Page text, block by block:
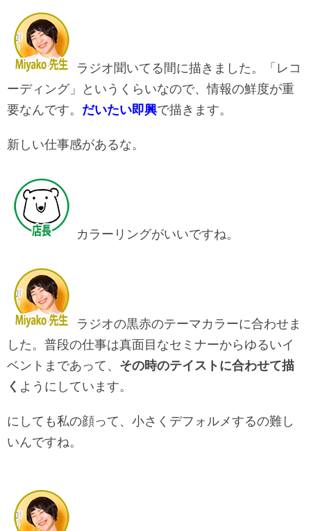
ラジオ聞いてる間に描きました。「レコ
ーディング」というくらいなので、情報の鮮度が重
要なんです。 だいたい即興で描きます。
新しい仕事感があるな。
カラーリングがいいですね。
ラジオの黒赤のテーマカラーに合わせま
した。普段の仕事は真面目なセミナーからゆるいイ
ベントまであって、 その時のテイストに合わせて描
く ようにしています。
にしても私の顔って、小さくデフォルメするの難し
いんですね。